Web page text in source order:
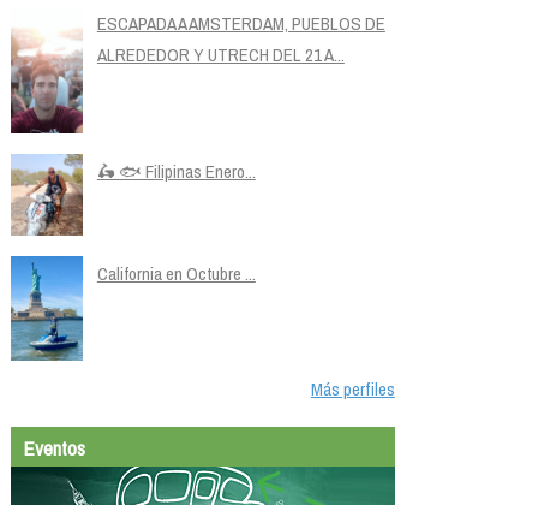
ESCAPADA A AMSTERDAM, PUEBLOS DE
ALREDEDOR Y UTRECH DEL 21 A...
🛵 🐟 Filipinas Enero...
California en Octubre ...
Más perfiles
Eventos